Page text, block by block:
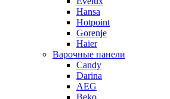
Hansa
Hotpoint
Gorenje
Haier
Варочные панели
Candy
Darina
AEG